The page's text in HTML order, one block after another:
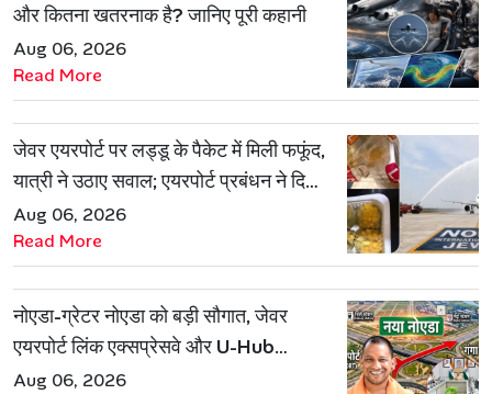
और कितना खतरनाक है? जानिए पूरी कहानी
Aug 06, 2026
Read More
जेवर एयरपोर्ट पर लड्डू के पैकेट में मिली फफूंद,
यात्री ने उठाए सवाल; एयरपोर्ट प्रबंधन ने दिया
जवाब
Aug 06, 2026
Read More
नोएडा-ग्रेटर नोएडा को बड़ी सौगात, जेवर
एयरपोर्ट लिंक एक्सप्रेसवे और U-Hub
प्रोजेक्ट को मिली मंजूरी
Aug 06, 2026